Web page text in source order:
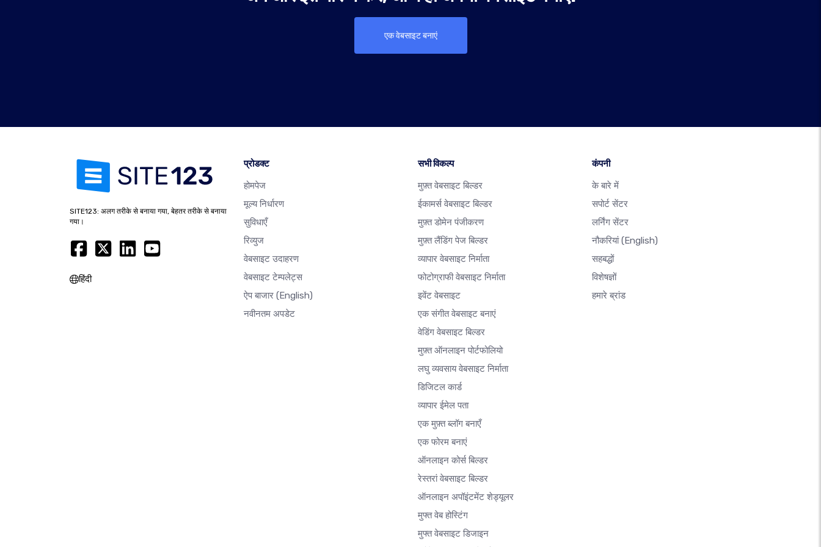
एक वेबसाइट बनाएं
SITE123: अलग तरीके से बनाया गया, बेहतर तरीके से बनाया
गया।
हिंदी
प्रोडक्ट
होमपेज
मूल्य निर्धारण
सुविधाएँ
रिव्युज
वेबसाइट उदाहरण
वेबसाइट टेम्पलेट्स
ऐप बाजार (English)
नवीनतम अपडेट
सभी विकल्प
मुफ़्त वेबसाइट बिल्डर
ईकामर्स वेबसाइट बिल्डर
मुफ़्त डोमेन पंजीकरण
मुफ़्त लैंडिंग पेज बिल्डर
व्यापार वेबसाइट निर्माता
फोटोग्राफी वेबसाइट निर्माता
इवेंट वेबसाइट
एक संगीत वेबसाइट बनाएं
वेडिंग वेबसाइट बिल्डर
मुफ़्त ऑनलाइन पोर्टफोलियो
लघु व्यवसाय वेबसाइट निर्माता
डिजिटल कार्ड
व्यापार ईमेल पता
एक मुफ़्त ब्लॉग बनाएँ
एक फोरम बनाएं
ऑनलाइन कोर्स बिल्डर
रेस्तरां वेबसाइट बिल्डर
ऑनलाइन अपॉइंटमेंट शेड्यूलर
मुफ्त वेब होस्टिंग
मुफ्त वेबसाइट डिजाइन
कंपनी
के बारे में
सपोर्ट सेंटर
लर्निंग सेंटर
नौकरियां(English)
सहबद्धों
विशेषज्ञों
हमारे ब्रांड